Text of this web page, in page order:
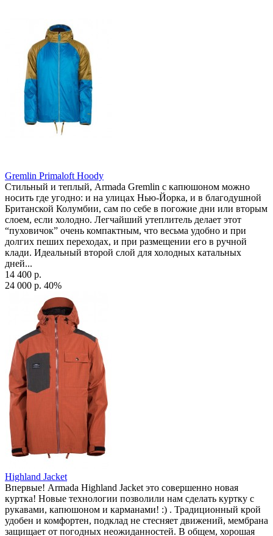
Gremlin Primaloft Hoody
Стильный и теплый, Armada Gremlin с капюшоном можно
носить где угодно: и на улицах Нью-Йорка, и в благодушной
Британской Колумбии, сам по себе в погожие дни или вторым
слоем, если холодно. Легчайший утеплитель делает этот
“пуховичок” очень компактным, что весьма удобно и при
долгих пеших переходах, и при размещении его в ручной
клади. Идеальный второй слой для холодных катальных
дней...
14 400 р.
24 000 р. 40%
Highland Jacket
Впервые! Armada Highland Jacket это совершенно новая
куртка! Новые технологии позволили нам сделать куртку с
рукавами, капюшоном и карманами! :) . Традиционный крой
удобен и комфортен, подклад не стесняет движений, мембрана
защищает от погодных неожиданностей. В общем, хорошая